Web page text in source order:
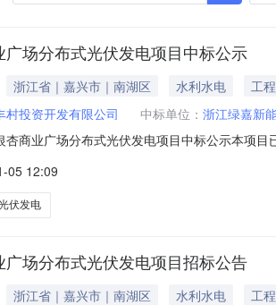
广场分布式光伏发电项目中标公示
浙江省｜嘉兴市｜南湖区 水利水电
工程
村投资开发有限公司 中标单位： 浙江绿嘉新
杏商业广场分布式光伏发电项目中标公示本项
单位嘉兴市丰村投资开发有限公司招标代理浙
。选用光伏630Wp单晶硅
05 12:09
伏发电
广场分布式光伏发电项目招标公告
浙江省｜嘉兴市｜南湖区 水利水电
工程